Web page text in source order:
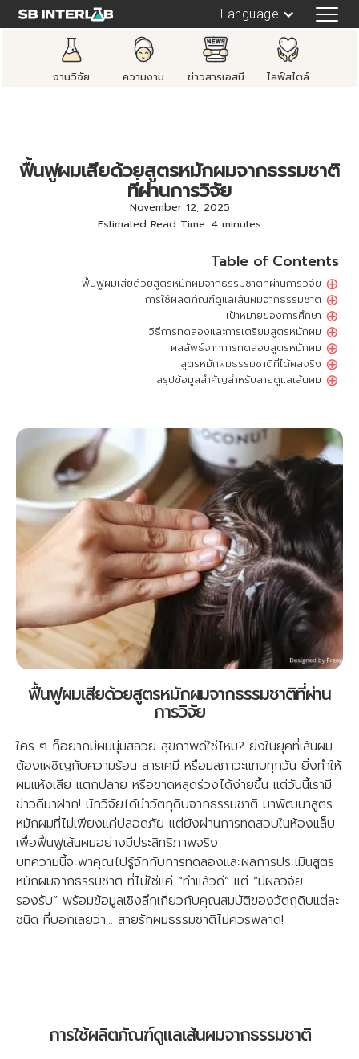
Language
งานวิจัย ความงาม ข่าวสารเอสบี ไลฟ์สไตล์
ฟื้นฟูผมเสียด้วยสูตรหมักผมจากธรรมชาติ
ที่ผ่านการวิจัย
November 12, 2025
Estimated Read Time: 4 minutes
Table of Contents
ฟื้นฟูผมเสียด้วยสูตรหมักผมจากธรรมชาติที่ผ่านการวิจัย ⊕
การใช้ผลิตภัณฑ์ดูแลเส้นผมจากธรรมชาติ ⊕
เป้าหมายของการศึกษา ⊕
วิธีการทดลองและการเตรียมสูตรหมักผม ⊕
ผลลัพธ์จากการทดสอบสูตรหมักผม ⊕
สูตรหมักผมธรรมชาติที่ได้ผลจริง ⊕
สรุปข้อมูลสำคัญสำหรับสายดูแลเส้นผม ⊕
ฟื้นฟูผมเสียด้วยสูตรหมักผมจากธรรมชาติที่ผ่าน
การวิจัย
ใคร ๆ ก็อยากมีผมนุ่มสลวย สุขภาพดีใช่ไหม? ยิ่งในยุคที่เส้นผม
ต้องเผชิญกับความร้อน สารเคมี หรือมลภาวะแทบทุกวัน ยิ่งทำให้
ผมแห้งเสีย แตกปลาย หรือขาดหลุดร่วงได้ง่ายขึ้น แต่วันนี้เรามี
ข่าวดีมาฝาก! นักวิจัยได้นำวัตถุดิบจากธรรมชาติ มาพัฒนาสูตร
หมักผมที่ไม่เพียงแค่ปลอดภัย แต่ยังผ่านการทดสอบในห้องแล็บ
เพื่อฟื้นฟูเส้นผมอย่างมีประสิทธิภาพจริง
บทความนี้จะพาคุณไปรู้จักกับการทดลองและผลการประเมินสูตร
หมักผมจากธรรมชาติ ที่ไม่ใช่แค่ “ทำแล้วดี” แต่ “มีผลวิจัย
รองรับ” พร้อมข้อมูลเชิงลึกเกี่ยวกับคุณสมบัติของวัตถุดิบแต่ละ
ชนิด ที่บอกเลยว่า... สายรักผมธรรมชาติไม่ควรพลาด!
การใช้ผลิตภัณฑ์ดูแลเส้นผมจากธรรมชาติ